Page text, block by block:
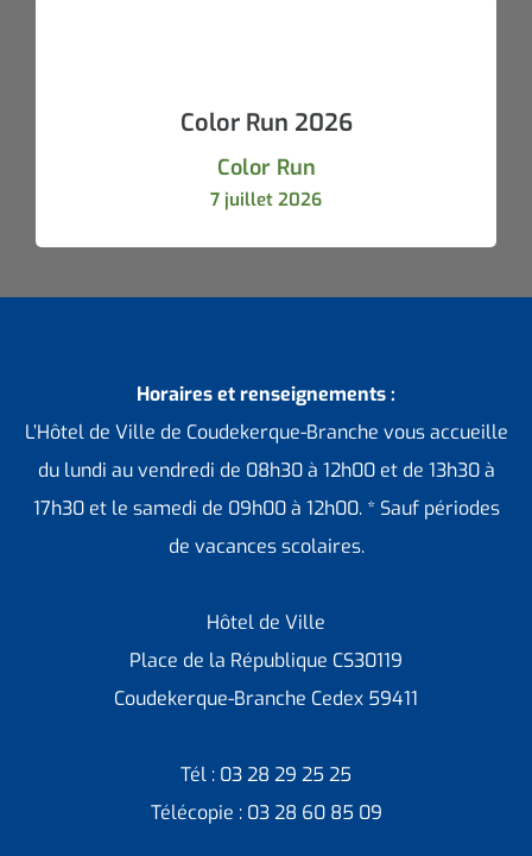
Color Run 2026
Color Run
7 juillet 2026
Horaires et renseignements :
L’Hôtel de Ville de Coudekerque-Branche vous accueille
du lundi au vendredi de 08h30 à 12h00 et de 13h30 à
17h30 et le samedi de 09h00 à 12h00. * Sauf périodes
de vacances scolaires.
Hôtel de Ville
Place de la République CS30119
Coudekerque-Branche Cedex 59411
Tél : 03 28 29 25 25
Télécopie : 03 28 60 85 09